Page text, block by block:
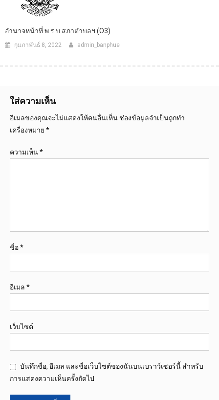
อำนาจหน้าที่ พ.ร.บ.สภาตำบลฯ (O3)
กุมภาพันธ์ 8, 2022 admin_banphue
ใส่ความเห็น
อีเมลของคุณจะไม่แสดงให้คนอื่นเห็น ช่องข้อมูลจำเป็นถูกทำ
เครื่องหมาย *
ความเห็น*
ชื่อ*
อีเมล *
เว็บไซต์
บันทึกชื่อ, อีเมล และชื่อเว็บไซต์ของฉันบนเบราว์เซอร์นี้ สำหรับ
การแสดงความเห็นครั้งถัดไป